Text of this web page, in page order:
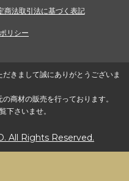
商法取引法に基づく表記
リシー
きまして誠にありがとうございま
商材の販売を行っております。
下さいませ。
All Rights Reserved.